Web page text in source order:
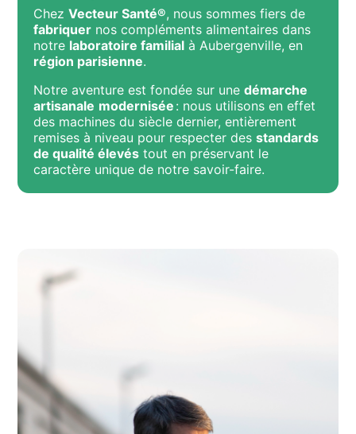
ChezVecteur Santé®, nous sommes fiers de
fabriquer nos compléments alimentaires dans
notre laboratoire familial à Aubergenville, en
région parisienne.
Notre aventure est fondée sur unedémarche
artisanale modernisée : nous utilisons en effet
des machines du siècle dernier, entièrement
remises à niveau pour respecter desstandards
de qualité élevés tout en préservant le
caractère unique de notre savoir-faire.